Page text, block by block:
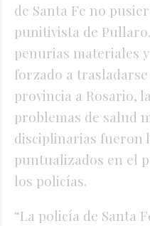
de Santa Fe no
punitivista de
penurias materiales
forzado a
provincia a Rosario,
problemas de salud
disciplinarias fueron
puntualizados en el
los policías.
“La policía de Santa